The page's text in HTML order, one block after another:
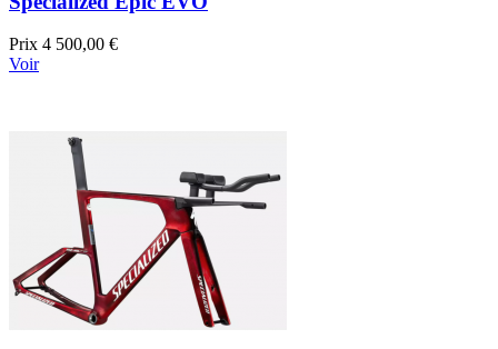
Prix 4 500,00 €
Voir